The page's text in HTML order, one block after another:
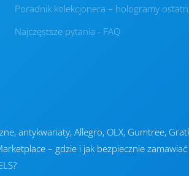
Poradnik kolekcjonera – hologramy
Najczęstsze pytania - FAQ
antykwariaty, Allegro, OLX, Gumtree,
– gdzie i jak bezpiecznie zamawiać